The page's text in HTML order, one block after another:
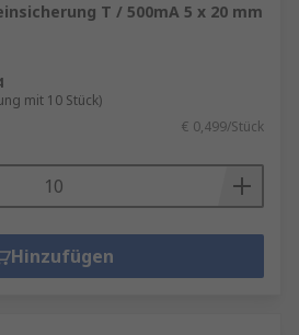
T / 500mA 5 x 20 mm
mit 10 Stück)
€ 0,499/Stück
Hinzufügen